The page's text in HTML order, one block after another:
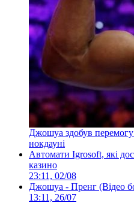
Джошуа здобув
нокдауні
Автомати Igrosoft, які
казино
23:11, 02/08
Джошуа - Пренг (Відео
13:11, 26/07